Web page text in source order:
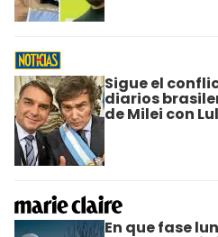
Sigue el
diarios
de Milei con
En que fase